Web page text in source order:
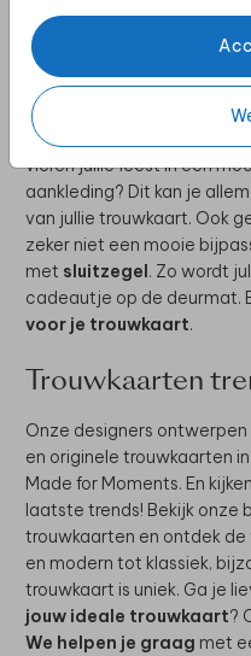
Uitnodiging
Geef met de uitnodiging
inkijkje in jullie grote dag.
van de dag? Wordt het
vieren jullie feest in een
aankleding? Dit kan je
van jullie trouwkaart. Ook
zeker niet een mooie
met sluitzegel. Zo wordt
cadeautje op de deurmat.
voor je trouwkaart.
Trouwkaarten
Onze designers
en originele trouwkaarten
Made for Moments. En
laatste trends! Bekijk onze
trouwkaarten en ontdek de
en modern tot klassiek,
trouwkaart is uniek. Ga je
jouw ideale trouwkaart?
We helpen je graag met